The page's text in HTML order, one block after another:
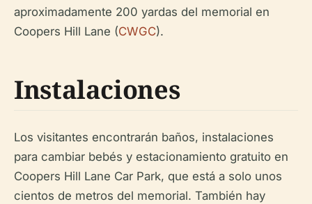
aproximadamente 200 yardas del memorial en
Coopers Hill Lane (CWGC).
Instalaciones
Los visitantes encontrarán baños, instalaciones
para cambiar bebés y estacionamiento gratuito en
Coopers Hill Lane Car Park, que está a solo unos
cientos de metros del memorial. También hay